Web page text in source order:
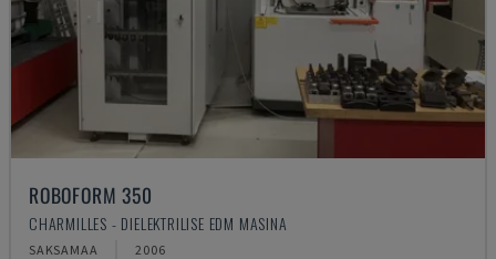
ROBOFORM 350
CHARMILLES - DIELEKTRILISE EDM MASINA
SAKSAMAA 2006